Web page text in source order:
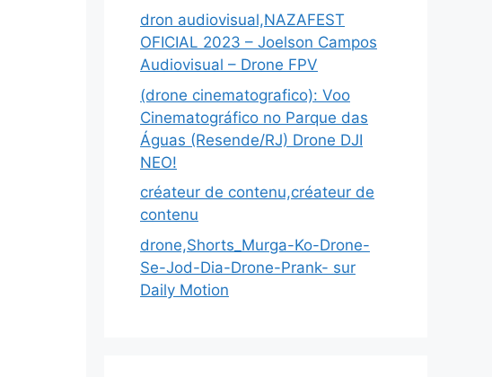
dron audiovisual,NAZAFEST
OFICIAL 2023 – Joelson Campos
Audiovisual – Drone FPV
(drone cinematografico): Voo
Cinematográfico no Parque das
Águas (Resende/RJ) Drone DJI
NEO!
créateur de contenu,créateur de
contenu
drone,Shorts_Murga-Ko-Drone-
Se-Jod-Dia-Drone-Prank- sur
Daily Motion